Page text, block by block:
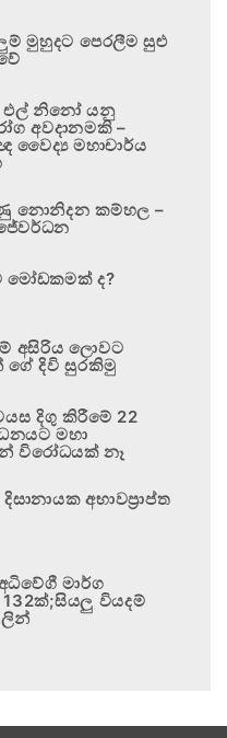
මුහුදට පෙරලීම සුළු
එල් නිනෝ යනු
අවදානමකි –
වෛද්‍ය මහාචාර්ය
නොනිදන කම්හල –
මෝඩකමක් ද?
අසිරිය ලොවට
ගේ දිවි සුරකිමු
දිගු කිරීමේ 22
මහා
විරෝධයක් නෑ
අභාවප්‍රාප්ත
මාර්ග
වියදම්